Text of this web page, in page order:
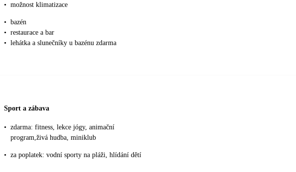
• možnost klimatizace
• bazén
• restaurace a bar
• lehátka a slunečníky u bazénu zdarma
Sport a zábava
• zdarma: fitness, lekce jógy, animační
program,živá hudba, miniklub
• za poplatek: vodní sporty na pláži, hlídání dětí